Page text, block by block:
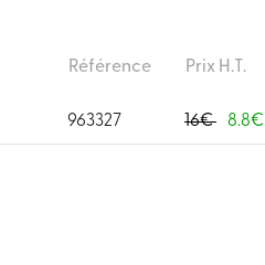
Référence Prix H.T.
963327 16€ 8.8€